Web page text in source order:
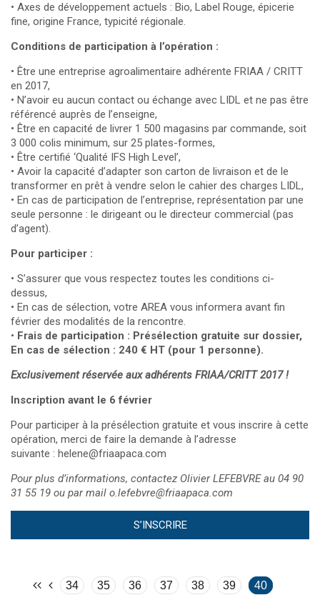
• Axes de développement actuels : Bio, Label Rouge, épicerie
fine, origine France, typicité régionale.
Conditions de participation à l’opération :
• Être une entreprise agroalimentaire adhérente FRIAA / CRITT
en 2017,
• N’avoir eu aucun contact ou échange avec LIDL et ne pas être
référencé auprès de l’enseigne,
• Être en capacité de livrer 1 500 magasins par commande, soit
3 000 colis minimum, sur 25 plates-formes,
• Être certifié ‘Qualité IFS High Level’,
• Avoir la capacité d’adapter son carton de livraison et de le
transformer en prêt à vendre selon le cahier des charges LIDL,
• En cas de participation de l’entreprise, représentation par une
seule personne : le dirigeant ou le directeur commercial (pas
d’agent).
Pour participer :
• S’assurer que vous respectez toutes les conditions ci-
dessus,
• En cas de sélection, votre AREA vous informera avant fin
février des modalités de la rencontre.
• Frais de participation : Présélection gratuite sur dossier,
En cas de sélection : 240 € HT (pour 1 personne).
Exclusivement réservée aux adhérents FRIAA/CRITT 2017 !
Inscription avant le 6 février
Pour participer à la présélection gratuite et vous inscrire à cette
opération, merci de faire la demande à l’adresse
suivante : helene@friaapaca.com
Pour plus d’informations, contactez Olivier LEFEBVRE au 04 90
31 55 19 ou par mail o.lefebvre@friaapaca.com
S’INSCRIRE
34 35 36 37 38 39 40